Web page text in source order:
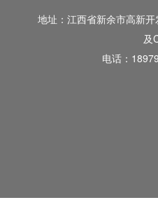
地址：江西省新余市高新
及
电话：